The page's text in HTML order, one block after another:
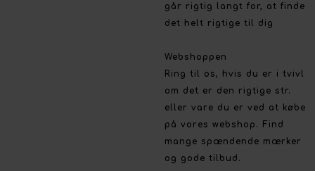
går rigtig langt for, at finde
det helt rigtige til dig
Webshoppen
Ring til os, hvis du er i tvivl
om det er den rigtige str.
eller vare du er ved at købe
på vores webshop. Find
mange spændende mærker
og gode tilbud.